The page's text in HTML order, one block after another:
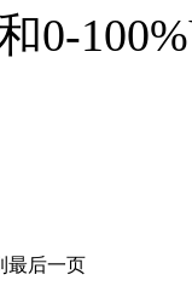
0-
最后一页